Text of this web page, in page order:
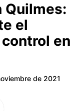
Quilmes:
el
en
de 2021